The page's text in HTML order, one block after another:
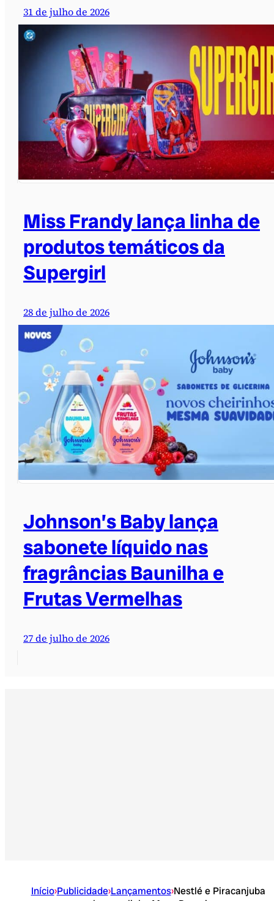
31 de julho de 2026
Miss Frandy lança linha de
produtos temáticos da
Supergirl
28 de julho de 2026
Johnson’s Baby lança
sabonete líquido nas
fragrâncias Baunilha e
Frutas Vermelhas
27 de julho de 2026
Início›Publicidade›Lançamentos›Nestlé e Piracanjuba